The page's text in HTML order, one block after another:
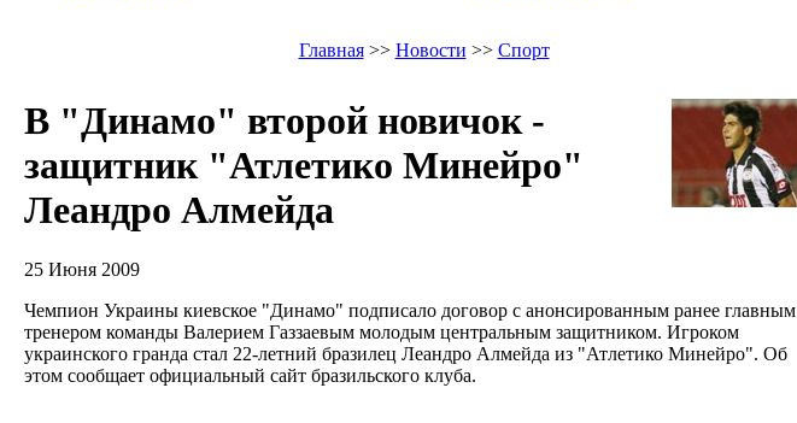
Главная>> Новости >> Спорт
В "Динамо" второй новичок -
защитник "Атлетико Минейро"
Леандро Алмейда
25 Июня 2009
Чемпион Украины киевское "Динамо" подписало договор с анонсированным ранее главным
тренером команды Валерием Газзаевым молодым центральным защитником. Игроком
украинского гранда стал 22-летний бразилец Леандро Алмейда из "Атлетико Минейро". Об
этом сообщает официальный сайт бразильского клуба.